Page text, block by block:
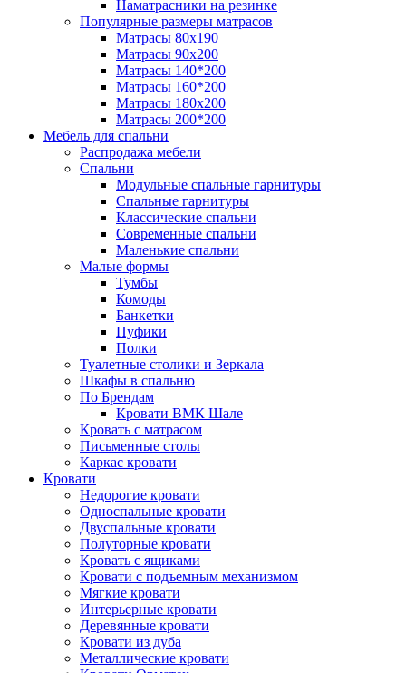
Наматрасники на резинке
Популярные размеры матрасов
Матрасы 80x190
Матрасы 90x200
Матрасы 140*200
Матрасы 160*200
Матрасы 180x200
Матрасы 200*200
Мебель для спальни
Распродажа мебели
Спальни
Модульные спальные гарнитуры
Спальные гарнитуры
Классические спальни
Современные спальни
Маленькие спальни
Малые формы
Тумбы
Комоды
Банкетки
Пуфики
Полки
Туалетные столики и Зеркала
Шкафы в спальню
По Брендам
Кровати ВМК Шале
Кровать с матрасом
Письменные столы
Каркас кровати
Кровати
Недорогие кровати
Односпальные кровати
Двуспальные кровати
Полуторные кровати
Кровать с ящиками
Кровати с подъемным механизмом
Мягкие кровати
Интерьерные кровати
Деревянные кровати
Кровати из дуба
Металлические кровати